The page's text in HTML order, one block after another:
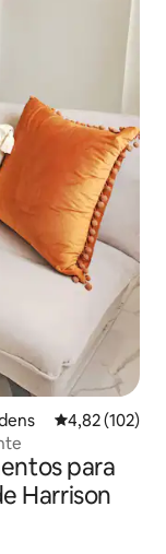
Classificação
4,82 (102)
para
Harrison